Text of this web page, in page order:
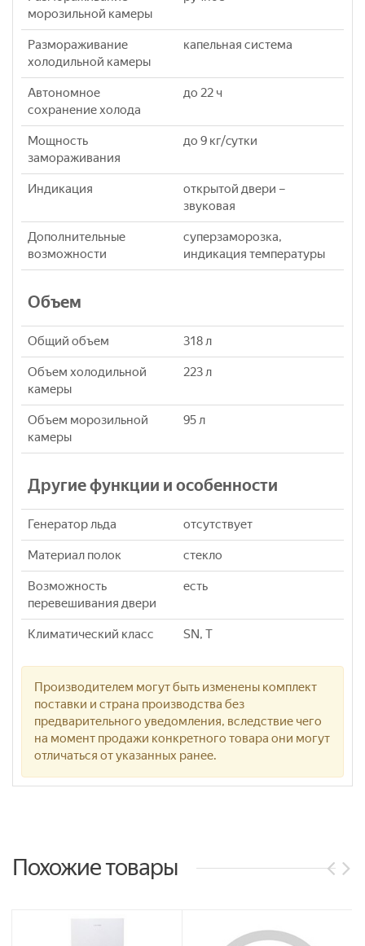
морозильной камеры
Размораживание
холодильной камеры
капельная система
Автономное
сохранение холода
до 22 ч
Мощность
замораживания
до 9 кг/cутки
Индикация
открытой двери –
звуковая
Дополнительные
возможности
суперзаморозка,
индикация температуры
Объем
Общий объем 318 л
Объем холодильной
камеры
223 л
Объем морозильной
камеры
95 л
Другие функции и особенности
Генератор льда отсутствует
Материал полок стекло
Возможность
перевешивания двери
есть
Климатический класс SN, T
Производителем могут быть изменены комплект
поставки и страна производства без
предварительного уведомления, вследствие чего
на момент продажи конкретного товара они могут
отличаться от указанных ранее.
Похожие товары